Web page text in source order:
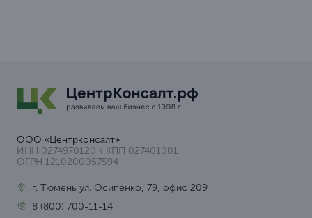
ООО «Центрконсалт»
ИНН 0274970120 \ КПП 027401001
ОГРН 1210200057594
г. Тюмень ул. Осипенко, 79, офис 209
8 (800) 700-11-14